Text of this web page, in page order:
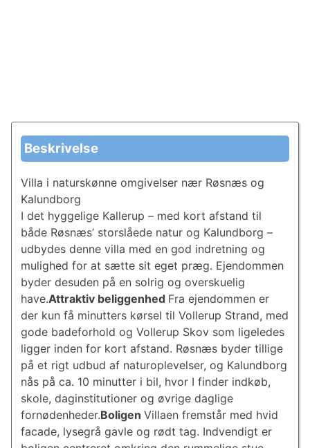
Beskrivelse
Villa i naturskønne omgivelser nær Røsnæs og
Kalundborg
I det hyggelige Kallerup – med kort afstand til
både Røsnæs’ storslåede natur og Kalundborg –
udbydes denne villa med en god indretning og
mulighed for at sætte sit eget præg. Ejendommen
byder desuden på en solrig og overskuelig
have.Attraktiv beliggenhed Fra ejendommen er
der kun få minutters kørsel til Vollerup Strand, med
gode badeforhold og Vollerup Skov som ligeledes
ligger inden for kort afstand. Røsnæs byder tillige
på et rigt udbud af naturoplevelser, og Kalundborg
nås på ca. 10 minutter i bil, hvor I finder indkøb,
skole, daginstitutioner og øvrige daglige
fornødenheder.Boligen Villaen fremstår med hvid
facade, lysegrå gavle og rødt tag. Indvendigt er